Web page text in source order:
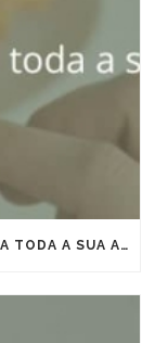
O SIMULADOR DO INSS NÃO MOSTRA TODA A SUA APOSENTADORIA